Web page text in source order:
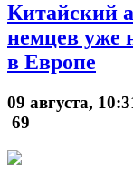
Китайский
немцев уже
в Европе
09 августа,
69